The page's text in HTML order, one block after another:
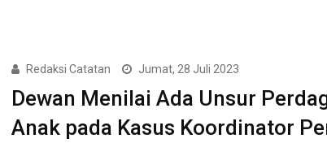
Redaksi Catatan Jumat, 28 Juli 2023
Dewan Menilai Ada Unsur
Anak pada Kasus Koordinator